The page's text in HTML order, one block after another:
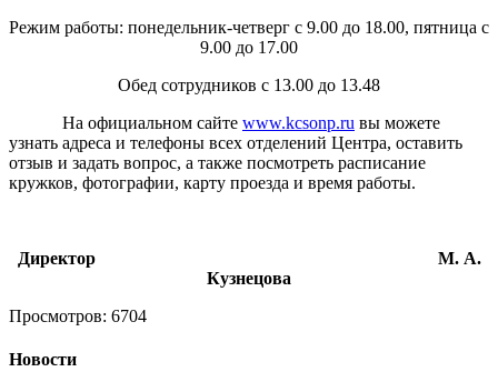
Режим работы: понедельник-четверг с 9.00 до 18.00, пятница с
9.00 до 17.00
Обед сотрудников с 13.00 до 13.48
На официальном сайте www.kcsonp.ru вы можете
узнать адреса и телефоны всех отделений Центра, оставить
отзыв и задать вопрос, а также посмотреть расписание
кружков, фотографии, карту проезда и время работы.
Директор М. А.
Кузнецова
Просмотров: 6704
Новости